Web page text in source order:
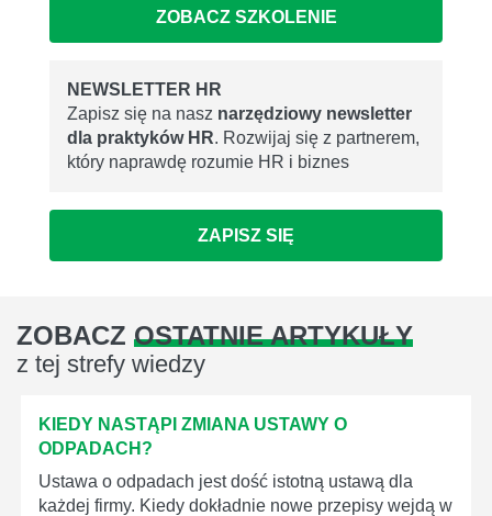
ZOBACZ SZKOLENIE
NEWSLETTER HR
Zapisz się na nasz narzędziowy newsletter
dla praktyków HR. Rozwijaj się z partnerem,
który naprawdę rozumie HR i biznes
ZAPISZ SIĘ
ZOBACZ OSTATNIE ARTYKUŁY
z tej strefy wiedzy
KIEDY NASTĄPI ZMIANA USTAWY O
ODPADACH?
Ustawa o odpadach jest dość istotną ustawą dla
każdej firmy. Kiedy dokładnie nowe przepisy wejdą w